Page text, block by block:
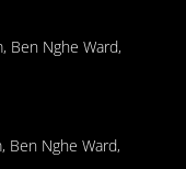
Ben Nghe Ward,
Ben Nghe Ward,